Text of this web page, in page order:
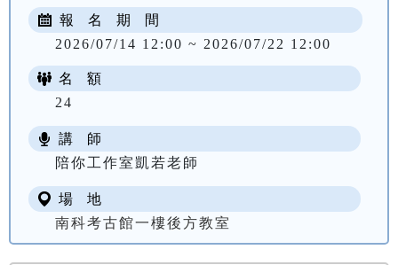
報 名 期 間
2026/07/14 12:00 ~ 2026/07/22 12:00
名 額
24
講 師
陪你工作室凱若老師
場 地
南科考古館一樓後方教室